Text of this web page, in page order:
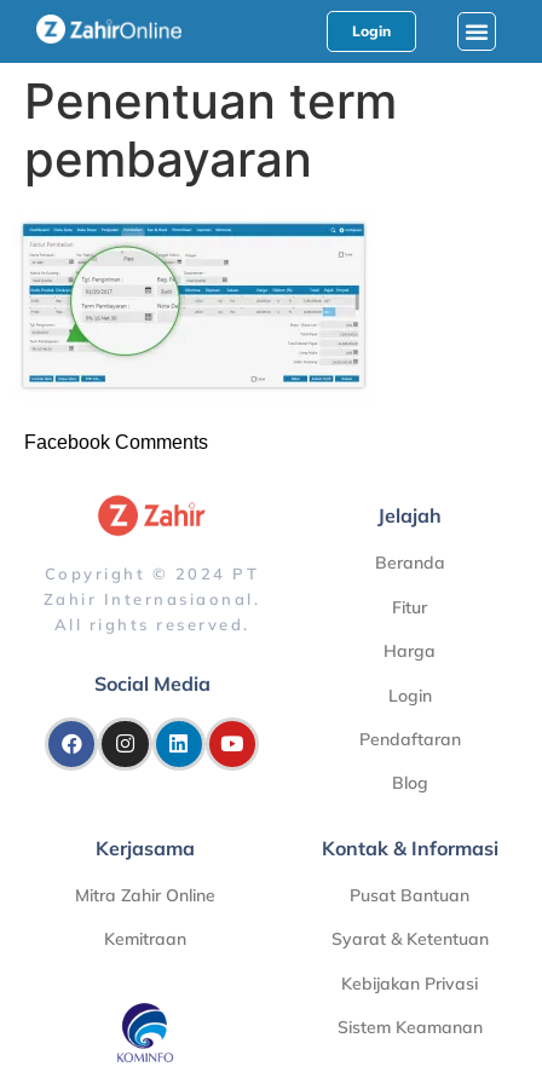
Login
Penentuan term
pembayaran
Facebook Comments
Copyright © 2024 PT
Zahir Internasiaonal.
All rights reserved.
Social Media
Jelajah
Beranda
Fitur
Harga
Login
Pendaftaran
Blog
Kerjasama
Mitra Zahir Online
Kemitraan
Kontak & Informasi
Pusat Bantuan
Syarat & Ketentuan
Kebijakan Privasi
Sistem Keamanan